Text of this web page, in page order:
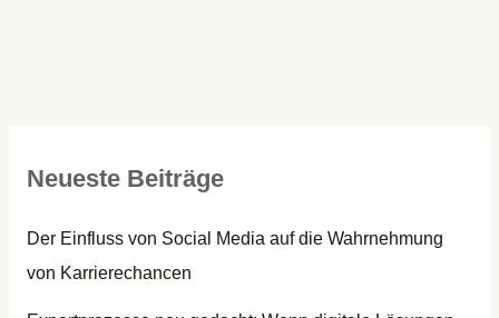
Neueste Beiträge
Der Einfluss von Social Media auf die Wahrnehmung
von Karrierechancen